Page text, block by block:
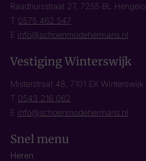
Raadhuisstraat 27, 7255 BL Hengelo
T 0575 462 547
E info@schoenmodehermans.nl
Vestiging Winterswijk
Misterstraat 48, 7101 EX Winterswijk
T 0543 216 062
E info@schoenmodehermans.nl
Snel menu
Heren